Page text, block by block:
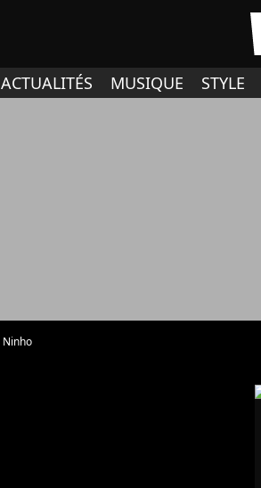
ACTUALITÉS MUSIQUE STYLE
Ninho